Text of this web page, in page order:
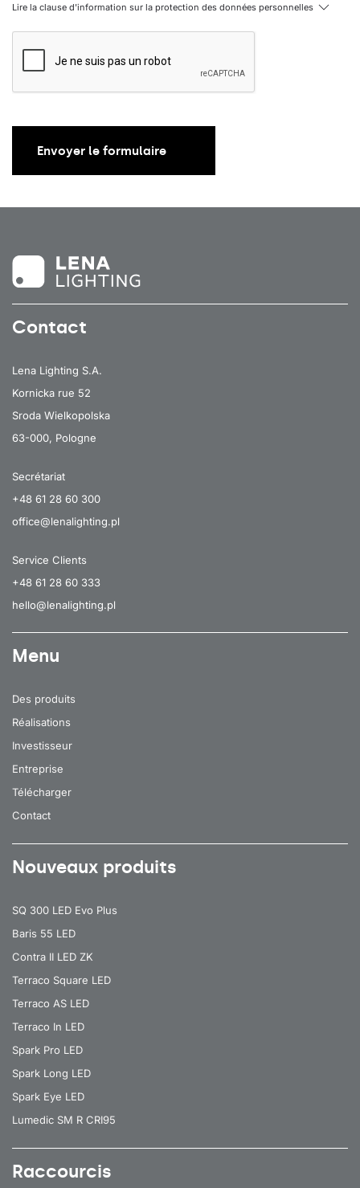
Lire la clause d'information sur la protection des données personnelles
Envoyer le formulaire
Contact
Lena Lighting S.A.
Kornicka rue 52
Sroda Wielkopolska
63-000, Pologne
Secrétariat
+48 61 28 60 300
office@lenalighting.pl
Service Clients
+48 61 28 60 333
hello@lenalighting.pl
Menu
Des produits
Réalisations
Investisseur
Entreprise
Télécharger
Contact
Nouveaux produits
SQ 300 LED Evo Plus
Baris 55 LED
Contra II LED ZK
Terraco Square LED
Terraco AS LED
Terraco In LED
Spark Pro LED
Spark Long LED
Spark Eye LED
Lumedic SM R CRI95
Raccourcis